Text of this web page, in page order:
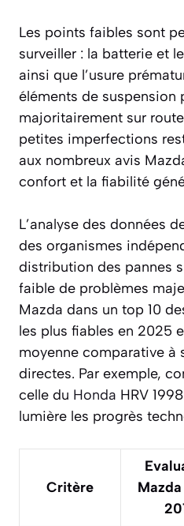
Les points faibles sont
surveiller : la batterie et
ainsi que l’usure
éléments de suspension
majoritairement sur
petites imperfections
aux nombreux avis
confort et la fiabilité
L’analyse des données
des organismes
distribution des pannes
faible de problèmes
Mazda dans un top 10
les plus fiables en 2025
moyenne comparative à
directes. Par exemple,
celle du Honda HRV
lumière les progrès
Critère